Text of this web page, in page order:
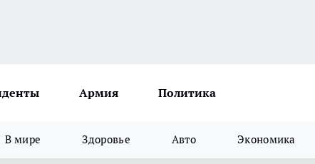
Армия Политика
В мире Здоровье Авто Экономика